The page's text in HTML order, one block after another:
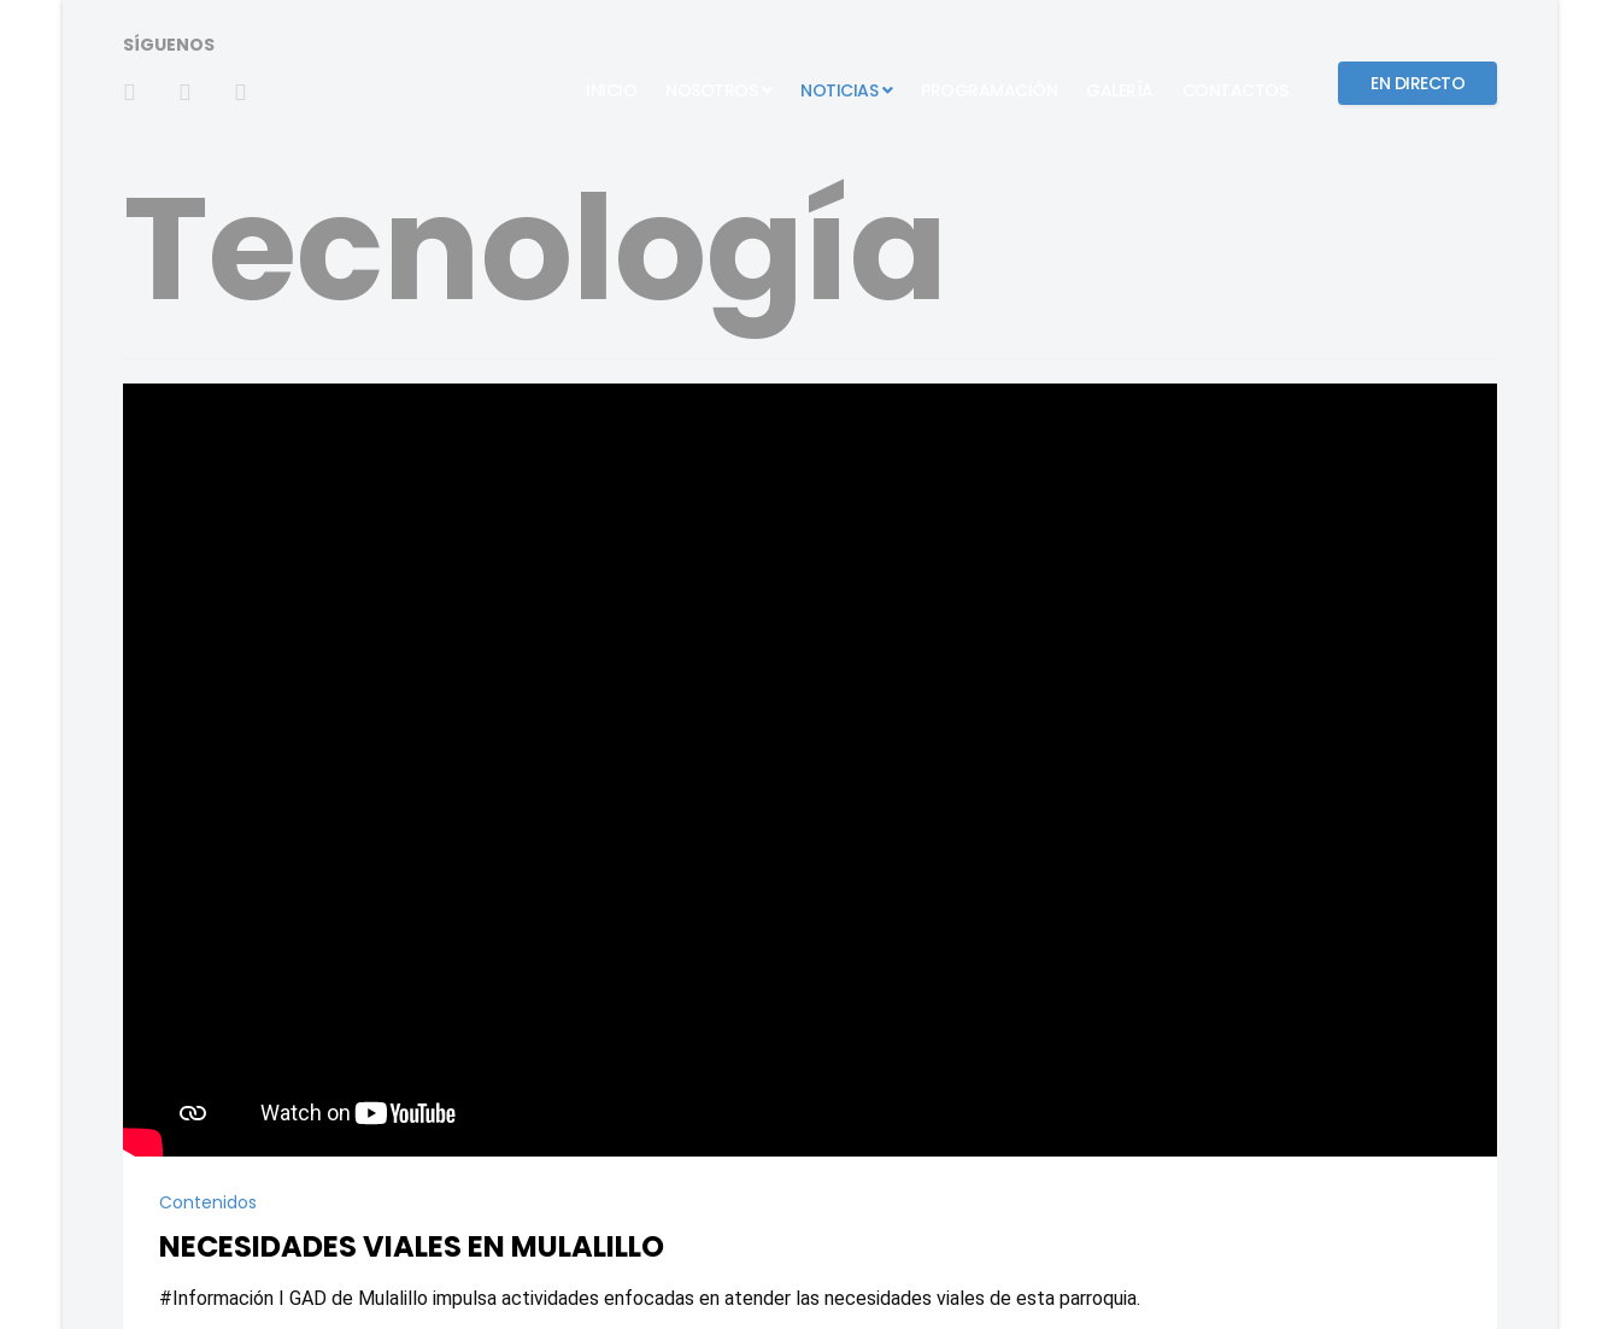
SÍGUENOS
EN DIRECTO
NOTICIAS
Tecnología
Contenidos
NECESIDADES VIALES EN MULALILLO
#Información I GAD de Mulalillo impulsa actividades enfocadas en atender las necesidades viales de esta parroquia.